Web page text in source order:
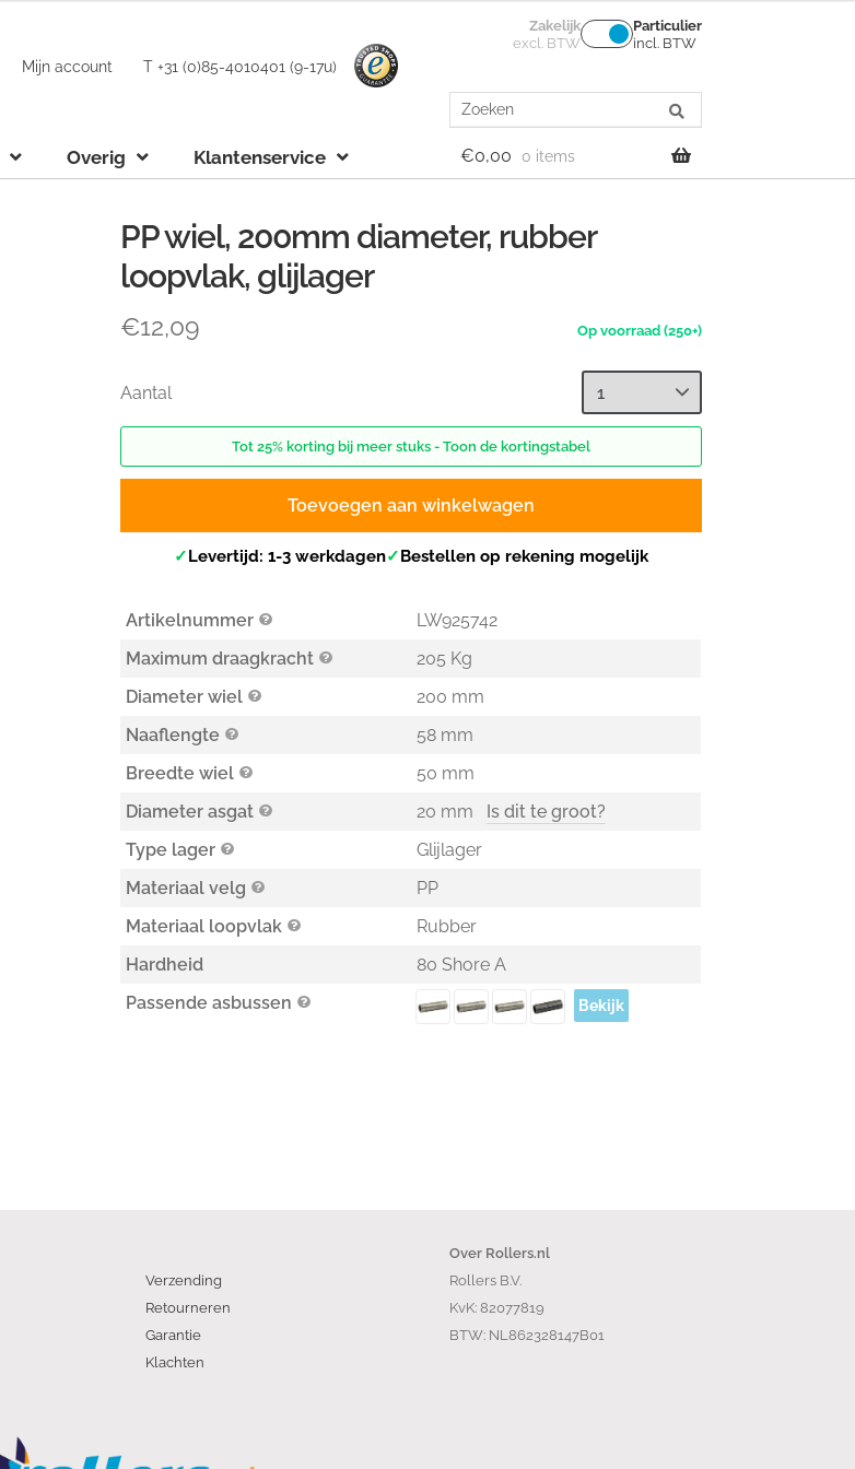
Mijn account T +31 (0)85-4010401 (9-17u)
Zakelijk
excl. BTW
Particulier
incl. BTW
Search
for:
Overig Klantenservice €0,00 0 items
PP wiel, 200mm diameter, rubber
loopvlak, glijlager
€12,09 (250+)
Aantal
Tot 25% korting bij meer stuks - Toon de kortingstabel
Toevoegen aan winkelwagen
✓ Levertijd: 1-3 werkdagen✓ Bestellen op rekening mogelijk
Artikelnummer
LW925742
Maximum draagkracht
205 Kg
Diameter wiel
200 mm
Naaflengte
58 mm
Breedte wiel
50 mm
Diameter asgat
20 mm
Is dit te groot?
Type lager
Glijlager
Materiaal velg
PP
Materiaal loopvlak
Rubber
Hardheid
80 Shore A
Passende asbussen
Bekijk
Verzending
Retourneren
Garantie
Klachten
Over Rollers.nl
Rollers B.V.
KvK: 82077819
BTW: NL862328147B01